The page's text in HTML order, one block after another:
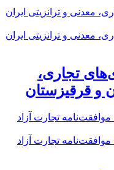
تجاری،
و قرقیزستان